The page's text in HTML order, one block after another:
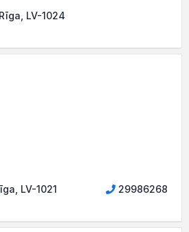
LV-1024
LV-1021 29986268